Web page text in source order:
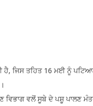
ਜਿਸ ਤਹਿਤ 16 ਮਈ ਨੂੰ
ਵਲੋਂ ਸੂਬੇ ਦੇ ਪਸ਼ੂ ਪਾਲਣ